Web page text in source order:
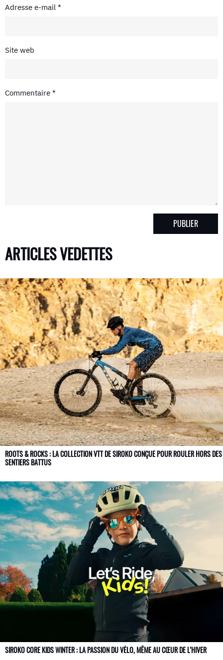
Adresse e-mail *
Site web
Commentaire *
ARTICLES VEDETTES
ROOTS & ROCKS : LA COLLECTION VTT DE SIROKO CONÇUE POUR ROULER HORS DES
SENTIERS BATTUS
SIROKO CORE KIDS WINTER : LA PASSION DU VÉLO, MÊME AU CŒUR DE L’HIVER